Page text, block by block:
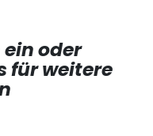
oder
für weitere